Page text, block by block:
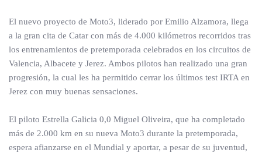
El nuevo proyecto de Moto3, liderado por Emilio Alzamora, llega
a la gran cita de Catar con más de 4.000 kilómetros recorridos tras
los entrenamientos de pretemporada celebrados en los circuitos de
Valencia, Albacete y Jerez. Ambos pilotos han realizado una gran
progresión, la cual les ha permitido cerrar los últimos test IRTA en
Jerez con muy buenas sensaciones.
El piloto Estrella Galicia 0,0 Miguel Oliveira, que ha completado
más de 2.000 km en su nueva Moto3 durante la pretemporada,
espera afianzarse en el Mundial y aportar, a pesar de su juventud,